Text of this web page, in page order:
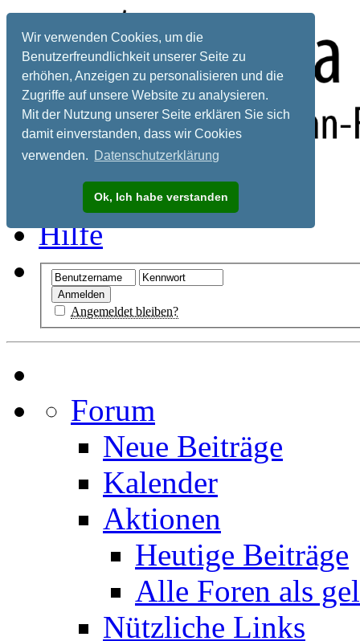
Wir verwenden Cookies, um die
Benutzerfreundlichkeit unserer Seite zu
erhöhen, Anzeigen zu personalisieren und die
Zugriffe auf unsere Website zu analysieren.
Mit der Nutzung unserer Seite erklären Sie sich
damit einverstanden, dass wir Cookies
verwenden. Datenschutzerklärung
Ok, Ich habe verstanden
Registrieren
Hilfe
Angemeldet bleiben?
Forum
Neue Beiträge
Kalender
Aktionen
Heutige Beiträge
Alle Foren als
Nützliche Links